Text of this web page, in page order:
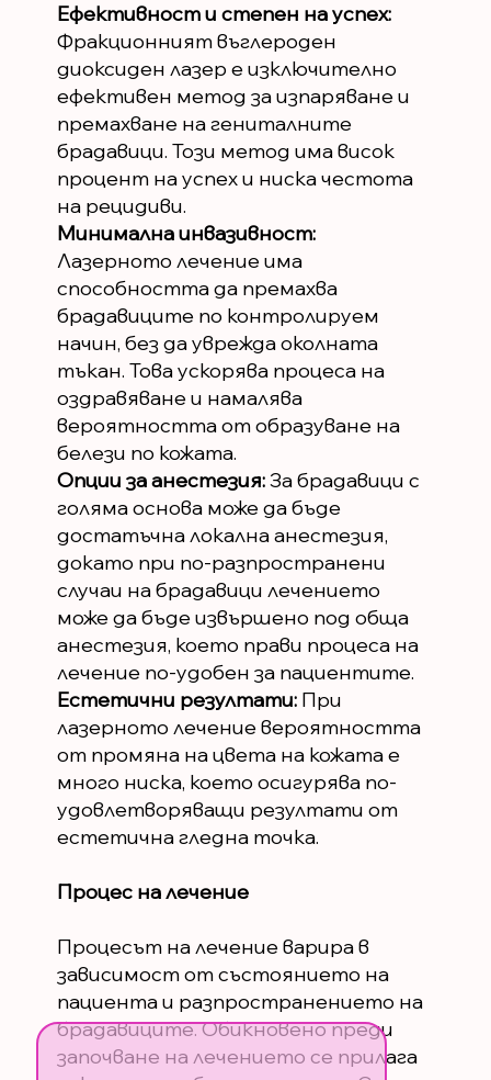
Ефективност и степен на успех:
Фракционният въглероден
диоксиден лазер е изключително
ефективен метод за изпаряване и
премахване на гениталните
брадавици. Този метод има висок
процент на успех и ниска честота
на рецидиви.
Минимална инвазивност:
Лазерното лечение има
способността да премахва
брадавиците по контролируем
начин, без да уврежда околната
тъкан. Това ускорява процеса на
оздравяване и намалява
вероятността от образуване на
белези по кожата.
Опции за анестезия:За брадавици с
голяма основа може да бъде
достатъчна локална анестезия,
докато при по-разпространени
случаи на брадавици лечението
може да бъде извършено под обща
анестезия, което прави процеса на
лечение по-удобен за пациентите.
Естетични резултати:При
лазерното лечение вероятността
от промяна на цвета на кожата е
много ниска, което осигурява по-
удовлетворяващи резултати от
естетична гледна точка.
Процес на лечение
Процесът на лечение варира в
зависимост от състоянието на
пациента и разпространението на
брадавиците. Обикновено преди
започване на лечението се прилага